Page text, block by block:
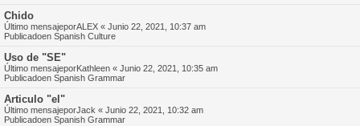
Chido
Último mensajeporALEX « Junio 22, 2021, 10:37 am
Publicadoen Spanish Culture
Uso de "SE"
Último mensajeporKathleen « Junio 22, 2021, 10:35 am
Publicadoen Spanish Grammar
Articulo "el"
Último mensajeporJack « Junio 22, 2021, 10:32 am
Publicadoen Spanish Grammar